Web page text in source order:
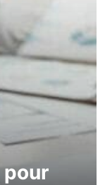
pour